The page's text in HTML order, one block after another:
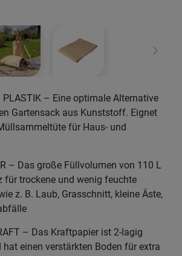
Weiter
PLASTIK – Eine optimale Alternative
Gartensack aus Kunststoff. Eignet
für Haus- und
– Das große Füllvolumen von 110 L
für trockene und wenig feuchte
z. B. Laub, Grasschnitt, kleine Äste,
– Das Kraftpapier ist 2-lagig
hat einen verstärkten Boden für extra